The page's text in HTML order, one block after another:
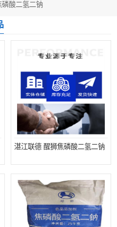
磷酸二氢二钠
湛江联德 醒狮焦磷酸二氢二钠
焦磷酸二氢二钠
一水葡萄糖
一水柠檬酸
葡萄糖酸钠
磷酸二氢钾
三聚磷酸钠
工业白糖
过硫酸铵
碳酸氢钠